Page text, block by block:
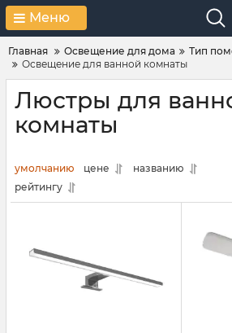
Меню
Главная Освещение для дома
Тип
Освещение для ванной комнаты
Люстры для
комнаты
умолчанию цене
названию
рейтингу